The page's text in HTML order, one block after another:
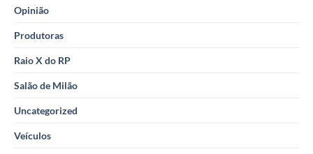
Opinião
Produtoras
Raio X do RP
Salão de Milão
Uncategorized
Veículos